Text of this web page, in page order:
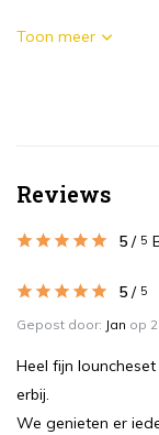
Toon meer
Reviews
5 / 5
5 / 5
Gepost door: Jan op
Heel fijn
erbij.
We genieten er